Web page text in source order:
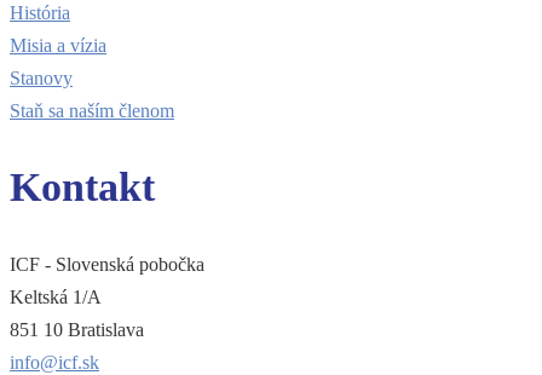
História
Misia a vízia
Stanovy
Staň sa naším členom
Kontakt
ICF - Slovenská pobočka
Keltská 1/A
851 10 Bratislava
info@icf.sk